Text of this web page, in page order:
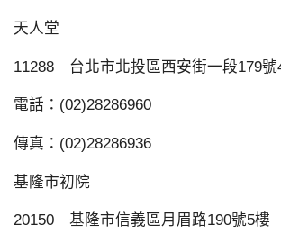
天人堂
11288 台北市北投區西安街一段179號
電話：(02)28286960
傳真：(02)28286936
基隆市初院
20150 基隆市信義區月眉路190號5樓